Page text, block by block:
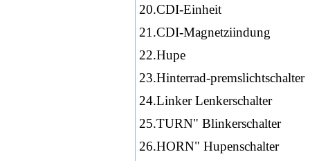
20.CDI-Einheit
21.CDI-Magnetziindung
22.Hupe
23.Hinterrad-premslichtschalter
24.Linker Lenkerschalter
25.TURN" Blinkerschalter
26.HORN" Hupenschalter